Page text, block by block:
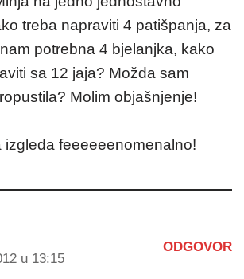
treba napraviti 4 patišpanja, za
potrebna 4 bjelanjka, kako
sa 12 jaja? Možda sam
Molim objašnjenje!
izgleda feeeeeenomenalno!
u 13:15
ODGOVOR